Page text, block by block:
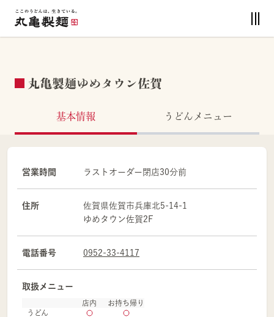
丸亀製麺ゆめタウン佐賀
基本情報 うどんメニュー
営業時間 ラストオーダー閉店30分前
住所 佐賀県佐賀市兵庫北5-14-1
ゆめタウン佐賀2F
電話番号 0952-33-4117
取扱メニュー
店内
お持ち帰り
うどん